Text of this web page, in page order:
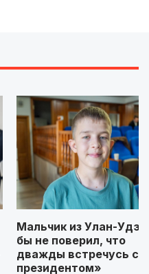
Мальчик из Улан-Удэ:
бы не поверил, что
дважды встречусь с
президентом»